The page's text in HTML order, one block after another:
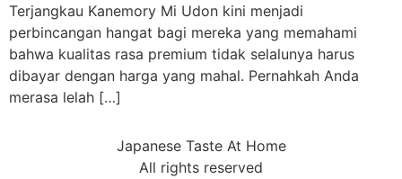
Terjangkau Kanemory Mi Udon kini menjadi
perbincangan hangat bagi mereka yang memahami
bahwa kualitas rasa premium tidak selalunya harus
dibayar dengan harga yang mahal. Pernahkah Anda
merasa lelah […]
Japanese Taste At Home
All rights reserved